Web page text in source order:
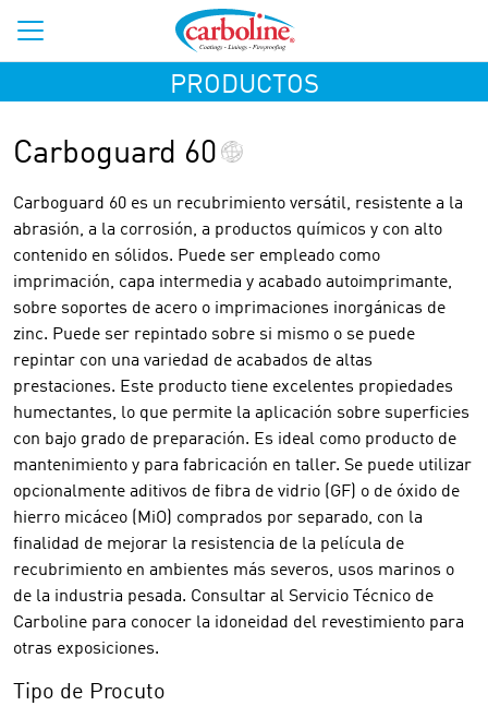
PRODUCTOS
Carboguard 60
Carboguard 60 es un recubrimiento versátil, resistente a la
abrasión, a la corrosión, a productos químicos y con alto
contenido en sólidos. Puede ser empleado como
imprimación, capa intermedia y acabado autoimprimante,
sobre soportes de acero o imprimaciones inorgánicas de
zinc. Puede ser repintado sobre si mismo o se puede
repintar con una variedad de acabados de altas
prestaciones. Este producto tiene excelentes propiedades
humectantes, lo que permite la aplicación sobre superficies
con bajo grado de preparación. Es ideal como producto de
mantenimiento y para fabricación en taller. Se puede utilizar
opcionalmente aditivos de fibra de vidrio (GF) o de óxido de
hierro micáceo (MiO) comprados por separado, con la
finalidad de mejorar la resistencia de la película de
recubrimiento en ambientes más severos, usos marinos o
de la industria pesada. Consultar al Servicio Técnico de
Carboline para conocer la idoneidad del revestimiento para
otras exposiciones.
Tipo de Procuto